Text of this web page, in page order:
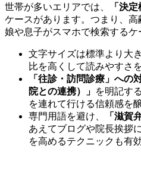
世帯が多いエリアでは、
「決
ケースがあります。つまり、
娘や息子がスマホで検索するケ
文字サイズは標準より大
比を高くして読みやすさ
「往診・訪問診療」への
院との連携）」 を明記す
を連れて行ける信頼感を
専門用語を避け、
「滋賀
あえてブログや院長挨拶
を高めるテクニックも有